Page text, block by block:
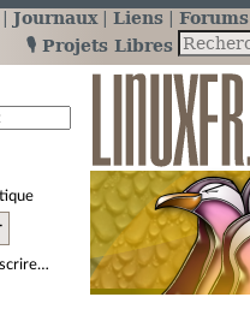
Journaux Liens Forums
🎙️ Projets Libres